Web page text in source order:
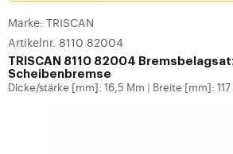
Marke: TRISCAN
Artikelnr. 8110 82004
TRISCAN 8110 82004
Scheibenbremse
Dicke/stärke [mm]: 16,5 Mm Breite [mm]: 117